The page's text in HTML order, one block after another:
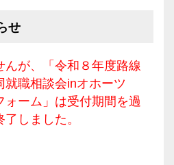
せ
んが、「令和８年度路線
就職相談会inオホーツ
ーム」は受付期間を過
しました。